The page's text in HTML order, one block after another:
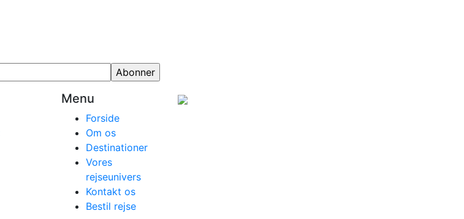
Menu
Forside
Om os
Destinationer
Vores
rejseunivers
Kontakt os
Bestil rejse